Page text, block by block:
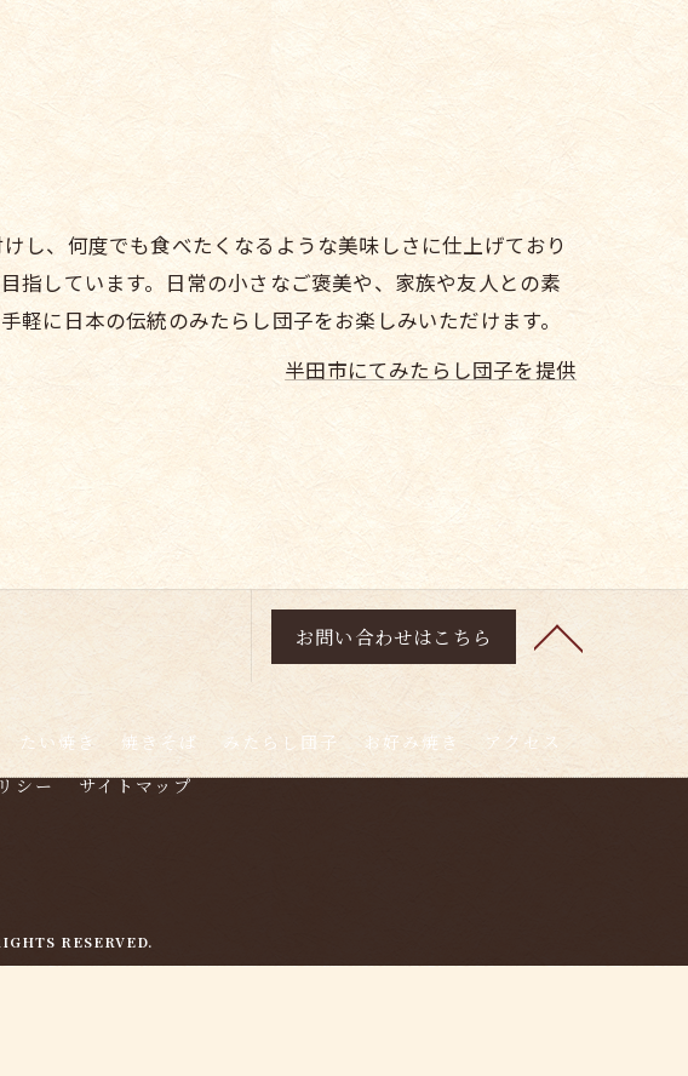
し、何度でも食べたくなるような美味しさに仕上げており
指しています。日常の小さなご褒美や、家族や友人との素
に日本の伝統のみたらし団子をお楽しみいただけます。
半田市にてみたらし団子を提供
お問い合わせはこちら
たい焼き 焼きそば みたらし団子 お好み焼き
アクセス
シー サイトマップ
RESERVED.